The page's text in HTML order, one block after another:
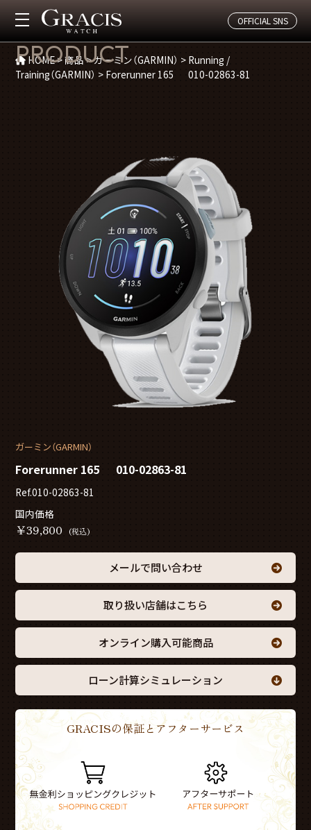
OFFICIAL SNS
商品紹介
PRODUCT
HOME>商品>ガーミン（GARMIN） > Running /
Training（GARMIN） > Forerunner 165 010-02863-81
ガーミン（GARMIN）
Forerunner 165 010-02863-81
Ref.010-02863-81
国内価格
￥39,800 (税込)
メールで問い合わせ
取り扱い店舗はこちら
オンライン購入可能商品
ローン計算シミュレーション
GRACISの保証とアフターサービス